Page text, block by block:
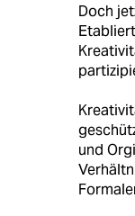
Doch
und